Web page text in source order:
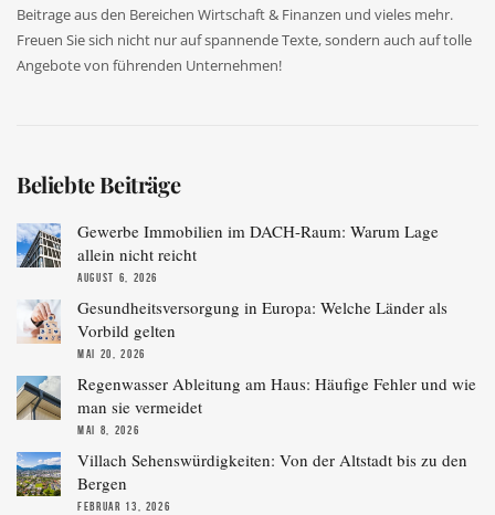
Beitrage aus den Bereichen Wirtschaft & Finanzen und vieles mehr.
Freuen Sie sich nicht nur auf spannende Texte, sondern auch auf tolle
Angebote von führenden Unternehmen!
Beliebte Beiträge
Gewerbe Immobilien im DACH-Raum: Warum Lage
allein nicht reicht
AUGUST 6, 2026
Gesundheitsversorgung in Europa: Welche Länder als
Vorbild gelten
MAI 20, 2026
Regenwasser Ableitung am Haus: Häufige Fehler und wie
man sie vermeidet
MAI 8, 2026
Villach Sehenswürdigkeiten: Von der Altstadt bis zu den
Bergen
FEBRUAR 13, 2026